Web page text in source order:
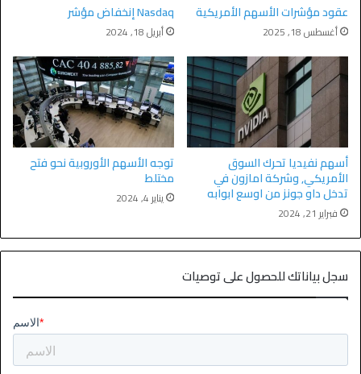
عقود مؤشرات الأسهم الأمريكية
أغسطس 18, 2025
Nasdaq إنخفاض مؤشر
أبريل 18, 2024
أسهم نفيديا تحرك السوق
الأمريكي, وشركة امازون في
تدخل داو جونز من اوسع ابوابه
فبراير 21, 2024
توجه الأسهم الأوروبية نحو فتح
مختلط
يناير 4, 2024
سجل بياناتك للحصول على توصيات